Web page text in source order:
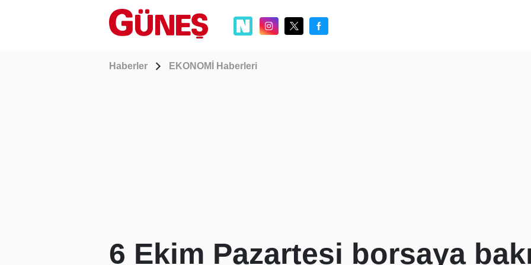
Haberler EKONOMİ Haberleri
6 Ekim Pazartesi borsaya